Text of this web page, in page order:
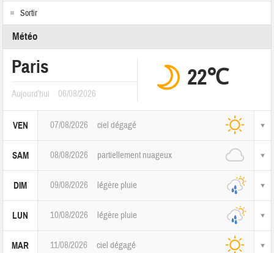
Sortir
Météo
Paris
Aujourd'hui 06/08/2026
22℃
VEN 07/08/2026 ciel dégagé
SAM 08/08/2026 partiellement nuageux
DIM 09/08/2026 légère pluie
LUN 10/08/2026 légère pluie
MAR 11/08/2026 ciel dégagé